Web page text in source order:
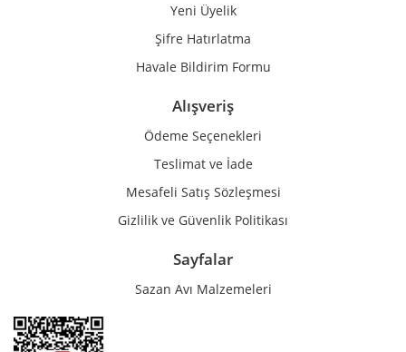
Gönder
Yeni Üyelik
Şifre Hatırlatma
Havale Bildirim Formu
Alışveriş
Ödeme Seçenekleri
Teslimat ve İade
Mesafeli Satış Sözleşmesi
Gizlilik ve Güvenlik Politikası
Sayfalar
Sazan Avı Malzemeleri